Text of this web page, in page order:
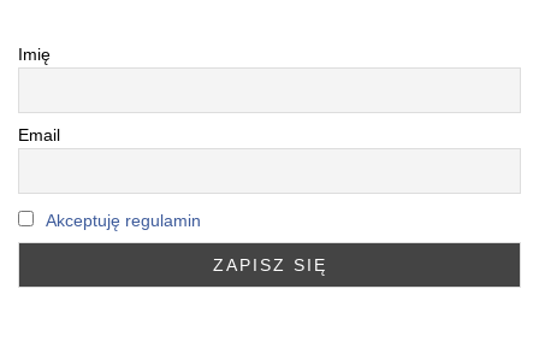
Imię
Email
Akceptuję regulamin